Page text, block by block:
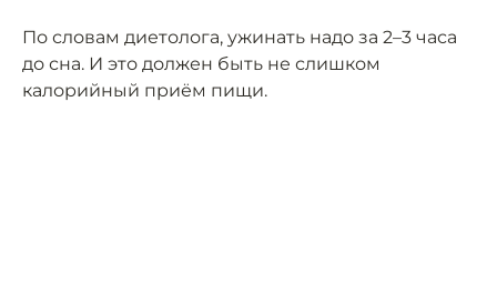
По словам диетолога, ужинать надо за 2–3 часа
до сна. И это должен быть не слишком
калорийный приём пищи.